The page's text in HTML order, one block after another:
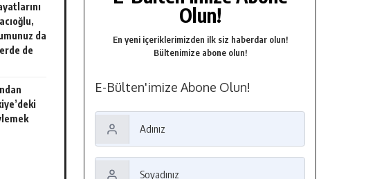
da
de
Olun!
En yeni içeriklerimizden ilk siz haberdar olun!
Bültenimize abone olun!
E-Bülten'imize Abone Olun!